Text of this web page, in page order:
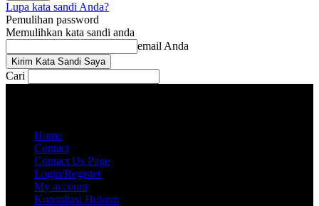
Lupa kata sandi Anda?
Pemulihan password
Memulihkan kata sandi anda
email Anda
Cari
Home
Contact
Contact Us Page
Login/Register
My account
Konsultasi Hukum